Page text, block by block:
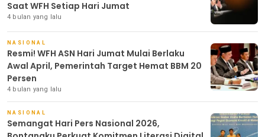
Saat WFH Setiap Hari Jumat
4 bulan yang lalu
NASIONAL
Resmi! WFH ASN Hari Jumat Mulai Berlaku
Awal April, Pemerintah Target Hemat BBM 20
Persen
4 bulan yang lalu
NASIONAL
Semangat Hari Pers Nasional 2026,